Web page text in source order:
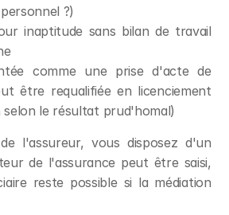
?)
inaptitude sans bilan de travail
comme une prise d'acte de
être requalifiée en licenciement
selon le résultat prud'homal)
l'assureur, vous disposez d'un
de l'assurance peut être saisi,
reste possible si la médiation